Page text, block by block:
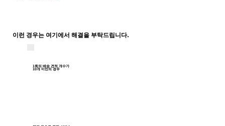
이런 경우는 여기에서 해결을 부탁드립니다.
1회의 배송 견적 개수가
10개 미만의 경우